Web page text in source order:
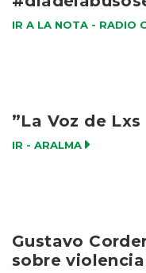
IR A LA NOTA - RADIO
”La Voz de
IR - ARALMA
Gustavo
sobre